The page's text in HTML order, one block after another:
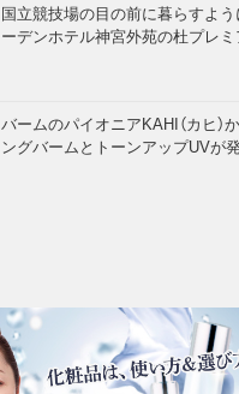
国立競技場の目の前に暮らすよ
ーデンホテル神宮外苑の杜プレミ
バームのパイオニアKAHI（カヒ）
ングバームとトーンアップUVが